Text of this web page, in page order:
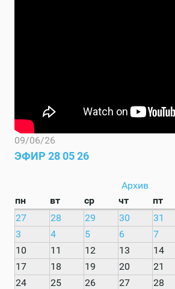
09/06/26
ЭФИР 28 05 26
Архив
пн
вт ср чт пт
27
28 29 30 31
3
4 5 6 7
10
11 12 13 14
17
18 19 20 21
24
25 26 27 28